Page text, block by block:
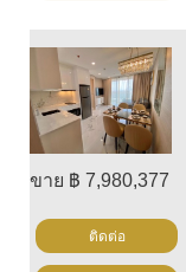
ขาย ฿ 7,980,377
ติดต่อ